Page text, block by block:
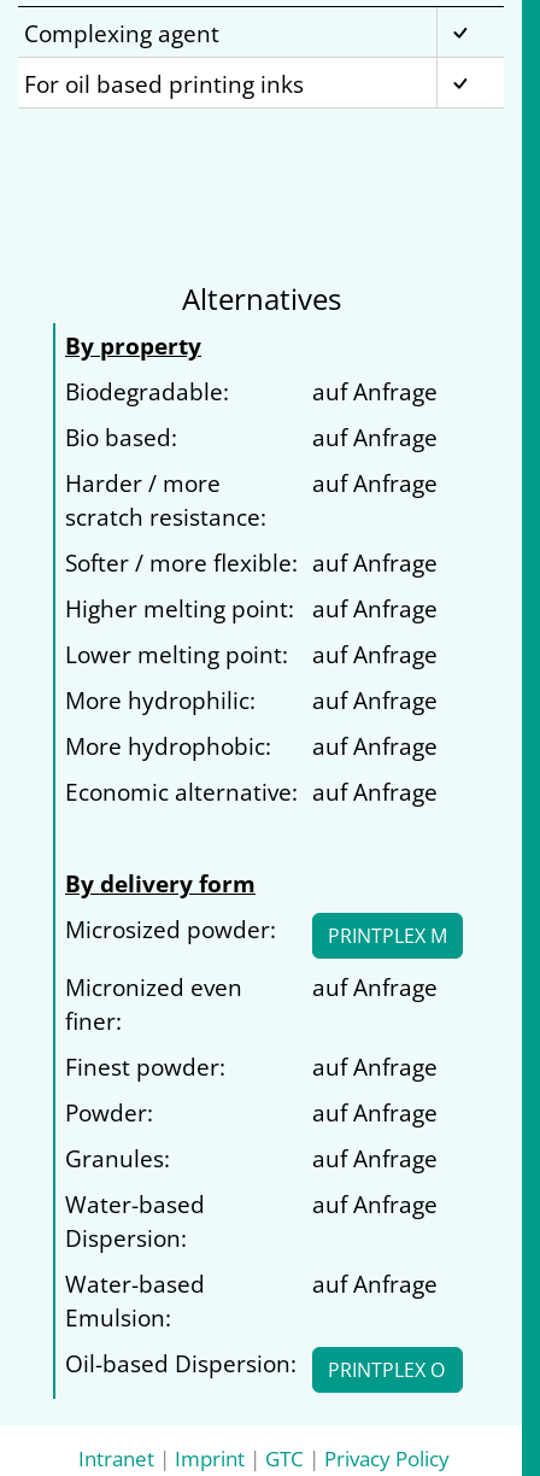
Complexing agent
For oil based printing inks
Alternatives
By property
Biodegradable:
auf Anfrage
Bio based:
auf Anfrage
Harder / more
scratch resistance:
auf Anfrage
Softer / more flexible: auf Anfrage
Higher melting point:
auf Anfrage
Lower melting point:
auf Anfrage
More hydrophilic:
auf Anfrage
More hydrophobic:
auf Anfrage
Economic alternative: auf Anfrage
By delivery form
Microsized powder:
PRINTPLEX M
Micronized even
finer:
auf Anfrage
Finest powder:
auf Anfrage
Powder:
auf Anfrage
Granules:
auf Anfrage
Water-based
Dispersion:
auf Anfrage
Water-based
Emulsion:
auf Anfrage
Oil-based Dispersion: PRINTPLEX O
Intranet | Imprint | GTC | Privacy Policy